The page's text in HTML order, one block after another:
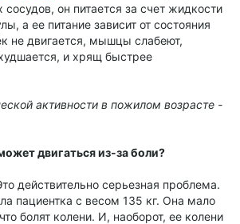
он питается за счет жидкости
а ее питание зависит от состояния
не двигается, мышцы слабеют,
и хрящ быстрее
активности в пожилом возрасте -
двигаться из-за боли?
действительно серьезная проблема.
пациентка с весом 135 кг. Она мало
болят колени. И, наоборот, ее колени